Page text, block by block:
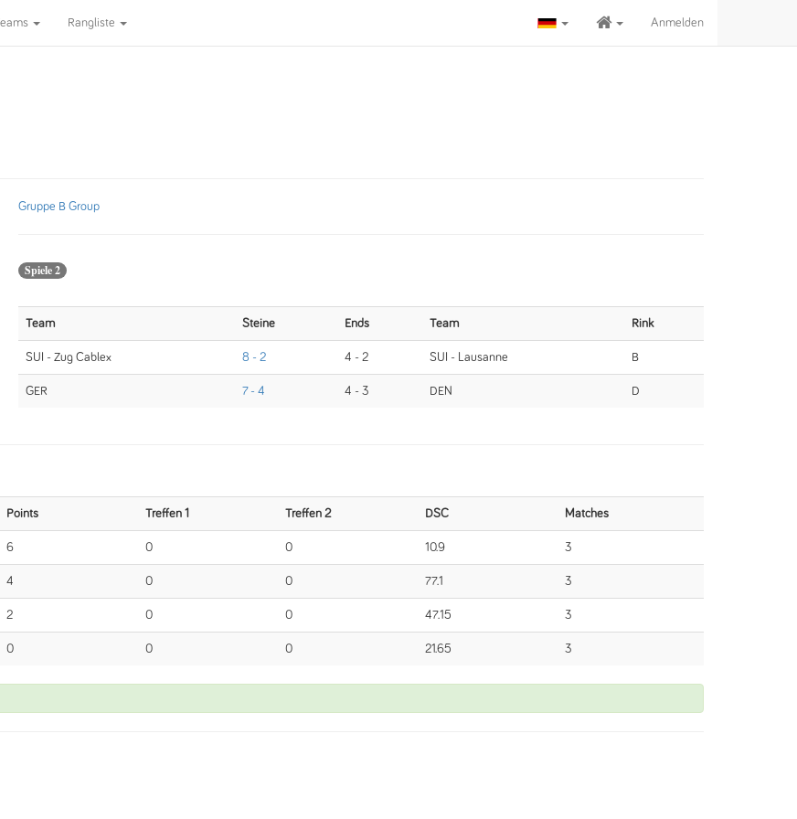
Rangliste Anmelden
Gruppe B Group
Spiele 2
Team Steine Ends Team Rink
SUI - Zug Cablex 8 - 2 4 - 2 SUI - Lausanne B
GER 7 - 4 4 - 3 DEN D
Points Treffen 1 Treffen 2 DSC Matches
6 0 0 10.9 3
4 0 0 77.1 3
2 0 0 47.15 3
0 0 0 21.65 3